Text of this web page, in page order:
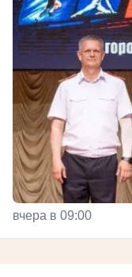
вчера в 09:00